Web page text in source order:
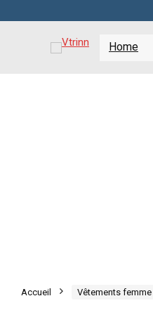
Home
Accueil Vêtements femme